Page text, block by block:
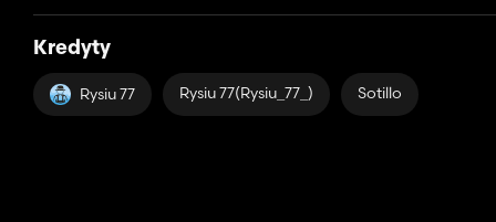
Kredyty
Rysiu 77 Rysiu 77(Rysiu_77_) Sotillo